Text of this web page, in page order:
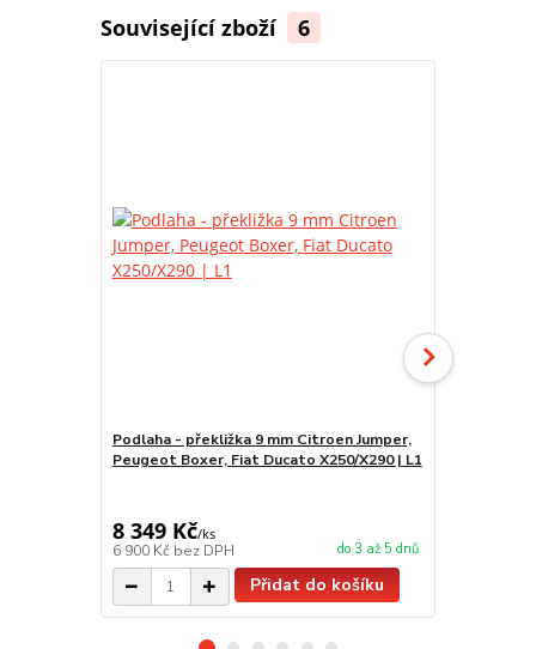
Související zboží 6
Podlaha - překližka 9 mm Citroen Jumper,
Peugeot Boxer, Fiat Ducato X250/X290 | L1
8 349 Kč/ks
6 900 Kč bez DPH do 3 až 5 dnů
Přidat do košíku